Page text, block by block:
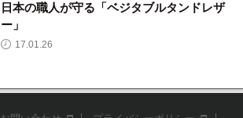
日本の職人が守る「ベジタブルタンドレザ
ー」
17.01.26